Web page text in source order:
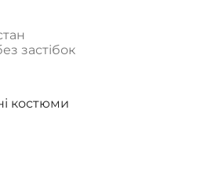
застібок
костюми